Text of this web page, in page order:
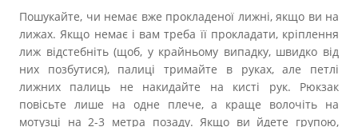
Пошукайте, чи немає вже прокладеної лижні, якщо ви на
лижах. Якщо немає і вам треба її прокладати, кріплення
лиж відстебніть (щоб, у крайньому випадку, швидко від
них позбутися), палиці тримайте в руках, але петлі
лижних палиць не накидайте на кисті рук. Рюкзак
повісьте лише на одне плече, а краще волочіть на
мотузці на 2-3 метра позаду. Якщо ви йдете групою,